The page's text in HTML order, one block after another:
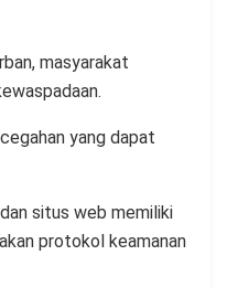
masyarakat
yang dapat
situs web memiliki
protokol keamanan